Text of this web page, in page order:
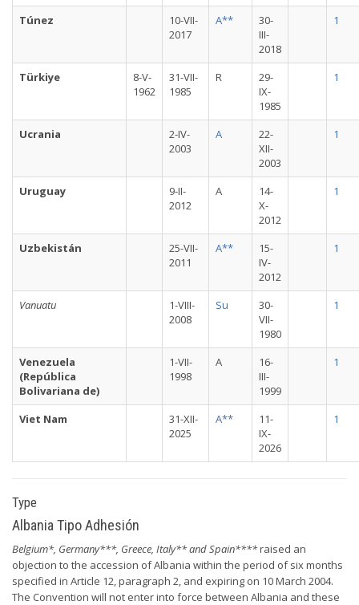
Túnez
10-VII-
2017
A**
30-
III-
2018
1
Türkiye
8-V-
1962
31-VII-
1985
R
29-
IX-
1985
1
Ucrania
2-IV-
2003
A
22-
XII-
2003
1
Uruguay
9-II-
2012
A
14-
X-
2012
1
Uzbekistán
25-VII-
2011
A**
15-
IV-
2012
1
Vanuatu
1-VIII-
2008
Su
30-
VII-
1980
1
Venezuela
(República
Bolivariana de)
1-VII-
1998
A
16-
III-
1999
1
Viet Nam
31-XII-
2025
A**
11-
IX-
2026
1
Type
Albania Tipo Adhesión
Belgium*, Germany***, Greece, Italy** and Spain****raised an
objection to the accession of Albania within the period of six months
specified in Article 12, paragraph 2, and expiring on 10 March 2004.
The Convention will not enter into force between Albania and these